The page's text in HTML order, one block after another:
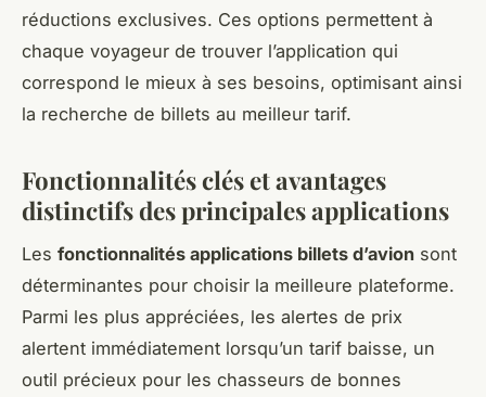
réductions exclusives. Ces options permettent à
chaque voyageur de trouver l’application qui
correspond le mieux à ses besoins, optimisant ainsi
la recherche de billets au meilleur tarif.
Fonctionnalités clés et avantages
distinctifs des principales applications
Les fonctionnalités applications billets d’avion sont
déterminantes pour choisir la meilleure plateforme.
Parmi les plus appréciées, les alertes de prix
alertent immédiatement lorsqu’un tarif baisse, un
outil précieux pour les chasseurs de bonnes